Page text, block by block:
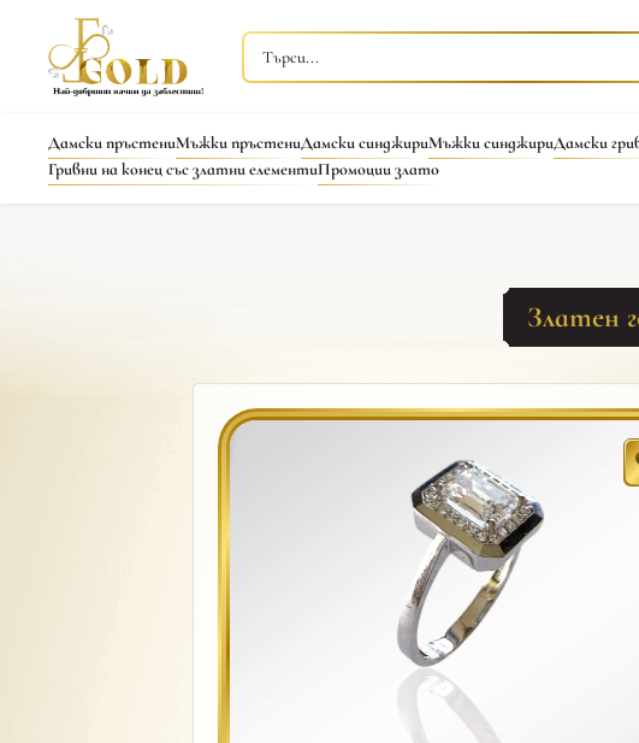
Дамски пръстениМъжки пръстениДамски синджириМъжки синджириДамски
Гривни на конец със златни елементиПромоции злато
Златен